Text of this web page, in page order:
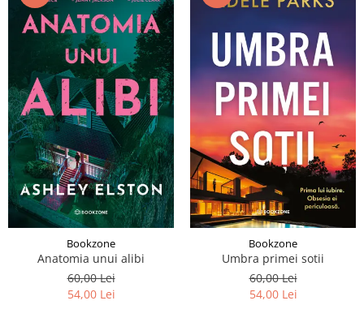
Bookzone
Anatomia unui alibi
60,00 Lei
54,00 Lei
Bookzone
Umbra primei sotii
60,00 Lei
54,00 Lei